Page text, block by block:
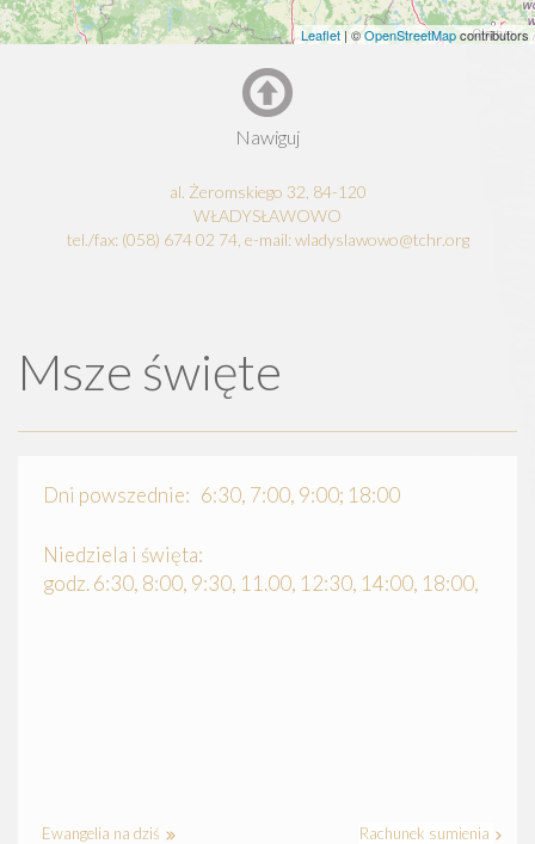
Leaflet | ©OpenStreetMapcontributors
Nawiguj
al. Żeromskiego 32, 84-120
WŁADYSŁAWOWO
tel./fax: (058) 674 02 74, e-mail: wladyslawowo@tchr.org
Msze święte
Dni powszednie: 6:30, 7:00, 9:00; 18:00
Niedziela i święta:
godz. 6:30, 8:00, 9:30, 11.00, 12:30, 14:00, 18:00,
Ewangelia na dziś Rachunek sumienia